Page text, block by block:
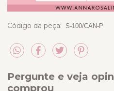
Código da peça: S-100/CAN-P
Pergunte e veja
comprou